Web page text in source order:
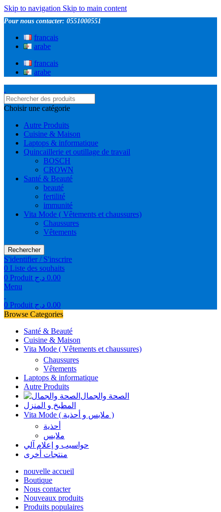
Skip to navigation Skip to main content
Pour nous contacter: 0551000551
francais
arabe
francais
arabe
Choisir une catégorie
Autre Produits
Cuisine & Maison
Laptops & informatique
Quincaillerie et outillage de travail
BOSCH
CROWN
Santé & Beauté
beauté
fertilité
immunité
Vita Mode ( Vêtements et chaussures)
Chaussures
Vêtements
Rechercher
S'identifier / S'inscrire
0 Liste des souhaits
0 Produit 0.00 د.ج
Menu
0 Produit 0.00 د.ج
Browse Categories
Santé & Beauté
Cuisine & Maison
Vita Mode ( Vêtements et chaussures)
Chaussures
Vêtements
Laptops & informatique
Autre Produits
الصحة والجمال
المطبخ و المنزل
Vita Mode ( ملابس و أحذية )
أحذية
ملابس
حواسيب و إعلام آلي
منتجات أخرى
nouvelle accueil
Boutique
Nous contacter
Nouveaux produits
Produits populaires